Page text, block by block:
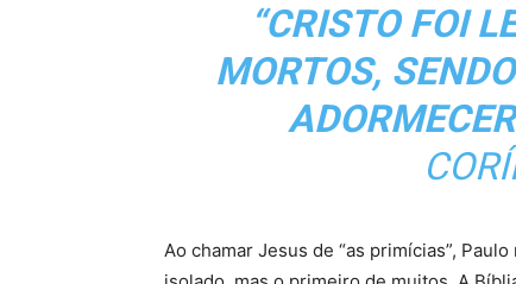
“CRISTO FOI
MORTOS,
Ao chamar Jesus de “as primícias”,